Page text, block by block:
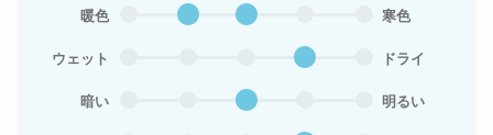
暖色 寒色
ウェット ドライ
暗い 明るい